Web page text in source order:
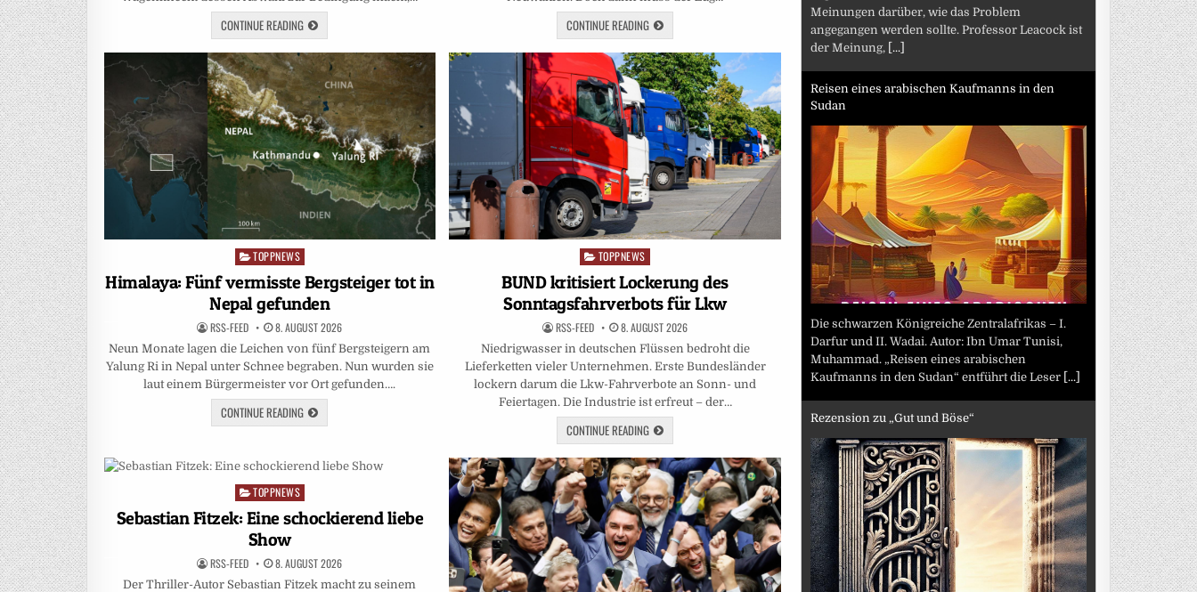
CONTINUE READING CONTINUE READING
Posted
TOPPNEWS
Himalaya: Fünf vermisste Bergsteiger tot in
Nepal gefunden
RSS-FEED 8. AUGUST 2026
Neun Monate lagen die Leichen von fünf Bergsteigern am
Yalung Ri in Nepal unter Schnee begraben. Nun wurden sie
laut einem Bürgermeister vor Ort gefunden….
CONTINUE READING
Posted
in
TOPPNEWS
BUND kritisiert Lockerung des
Sonntagsfahrverbots für Lkw
RSS-FEED 8. AUGUST 2026
Niedrigwasser in deutschen Flüssen bedroht die
Lieferketten vieler Unternehmen. Erste Bundesländer
lockern darum die Lkw-Fahrverbote an Sonn- und
Feiertagen. Die Industrie ist erfreut – der…
CONTINUE READING
Posted
TOPPNEWS
Sebastian Fitzek: Eine schockierend liebe
Show
RSS-FEED 8. AUGUST 2026
Der Thriller-Autor Sebastian Fitzek macht zu seinem
Meinungen darüber, wie das Problem
angegangen werden sollte. Professor Leacock ist
der Meinung, [...]
Reisen eines arabischen Kaufmanns in den
Sudan
Die schwarzen Königreiche Zentralafrikas – I.
Darfur und II. Wadai. Autor: Ibn Umar Tunisi,
Muhammad. „Reisen eines arabischen
Kaufmanns in den Sudan“ entführt die Leser [...]
Rezension zu „Gut und Böse“